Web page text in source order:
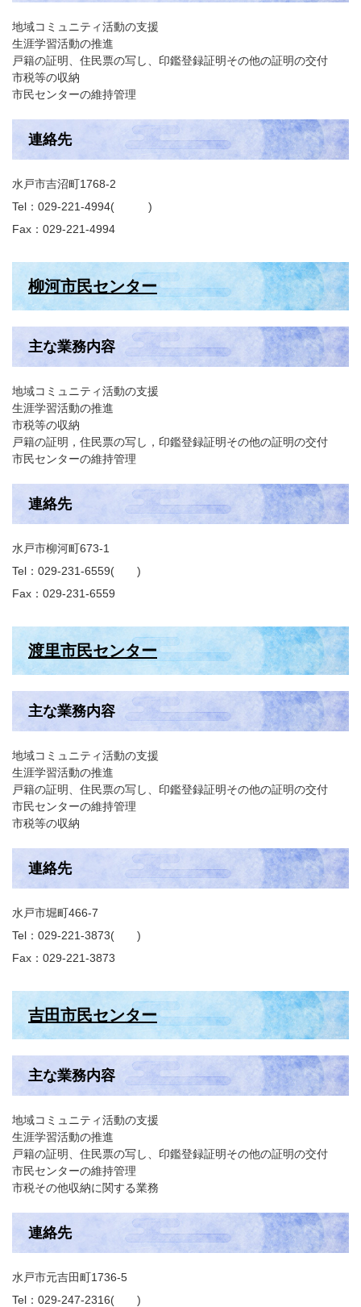
地域コミュニティ活動の支援
生涯学習活動の推進
戸籍の証明、住民票の写し、印鑑登録証明その他の証明の交付
市税等の収納
市民センターの維持管理
連絡先
水戸市吉沼町1768-2
Tel：029-221-4994
Fax：029-221-4994
柳河市民センター
主な業務内容
地域コミュニティ活動の支援
生涯学習活動の推進
市税等の収納
戸籍の証明，住民票の写し，印鑑登録証明その他の証明の交付
市民センターの維持管理
連絡先
水戸市柳河町673-1
Tel：029-231-6559
Fax：029-231-6559
渡里市民センター
主な業務内容
地域コミュニティ活動の支援
生涯学習活動の推進
戸籍の証明、住民票の写し、印鑑登録証明その他の証明の交付
市民センターの維持管理
市税等の収納
連絡先
水戸市堀町466-7
Tel：029-221-3873
Fax：029-221-3873
吉田市民センター
主な業務内容
地域コミュニティ活動の支援
生涯学習活動の推進
戸籍の証明、住民票の写し、印鑑登録証明その他の証明の交付
市民センターの維持管理
市税その他収納に関する業務
連絡先
水戸市元吉田町1736-5
Tel：029-247-2316